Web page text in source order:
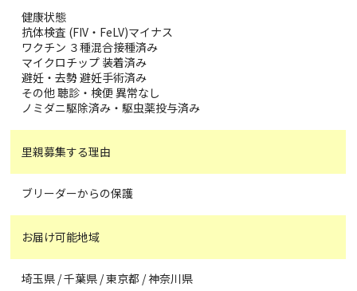
健康状態
抗体検査 (FIV・FeLV)マイナス
ワクチン ３種混合接種済み
マイクロチップ 装着済み
避妊・去勢 避妊手術済み
その他 聴診・検便 異常なし
ノミダニ駆除済み・駆虫薬投与済み
里親募集する理由
ブリーダーからの保護
お届け可能地域
埼玉県 / 千葉県 / 東京都 / 神奈川県